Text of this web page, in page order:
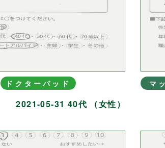
ドクターパッド
2021-05-31 40代 （女性）
マ